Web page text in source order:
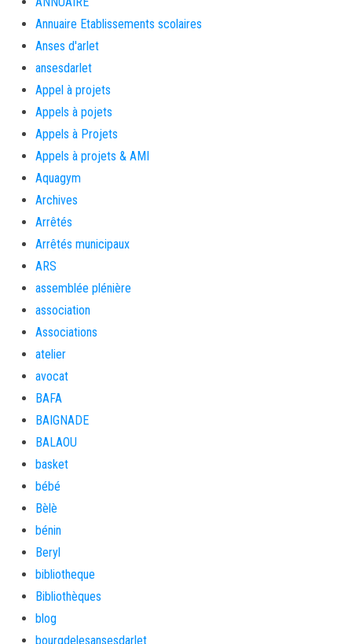
Annuaire Etablissements scolaires
Anses d'arlet
ansesdarlet
Appel à projets
Appels à pojets
Appels à Projets
Appels à projets & AMI
Aquagym
Archives
Arrêtés
Arrêtés municipaux
ARS
assemblée plénière
association
Associations
atelier
avocat
BAFA
BAIGNADE
BALAOU
basket
bébé
Bèlè
bénin
Beryl
bibliotheque
Bibliothèques
blog
bourgdelesansesdarlet